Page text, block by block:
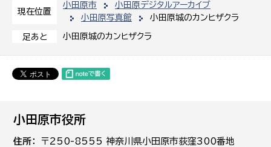
現在位置
小田原市
小田原デジタルアーカイブ
小田原写真館
小田原城のカンヒザクラ
足あと 小田原城のカンヒザクラ
小田原市役所
住所
〒250-8555 神奈川県小田原市荻窪300番地